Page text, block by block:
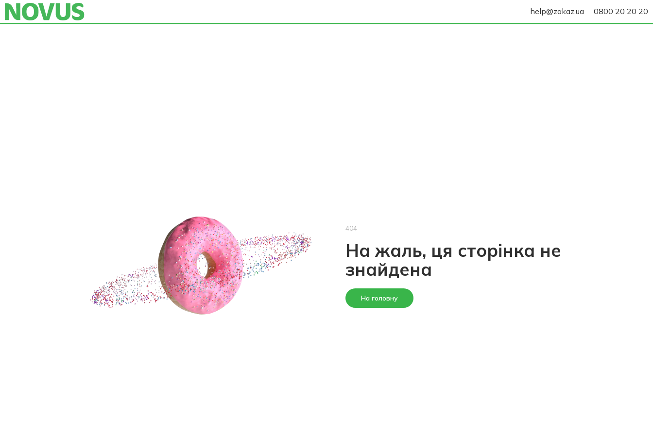
help@zakaz.ua 0800 20 20 20
404
На жаль, ця сторінка не
знайдена
На головну